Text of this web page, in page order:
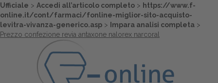
Ufficiale > Accedi all’articolo completo > https://www.f-
online.it/cont/farmaci/fonline-miglior-sito-acquisto-
levitra-vivanza-generico.asp > Impara analisi completa >
Prezzo confezione revia antaxone nalorex narcoral